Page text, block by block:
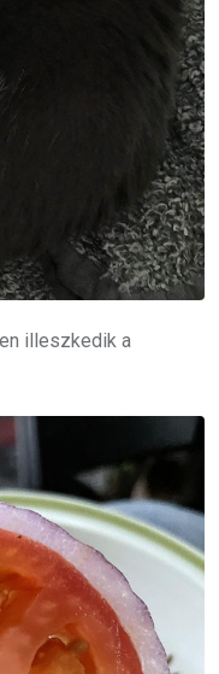
illeszkedik a